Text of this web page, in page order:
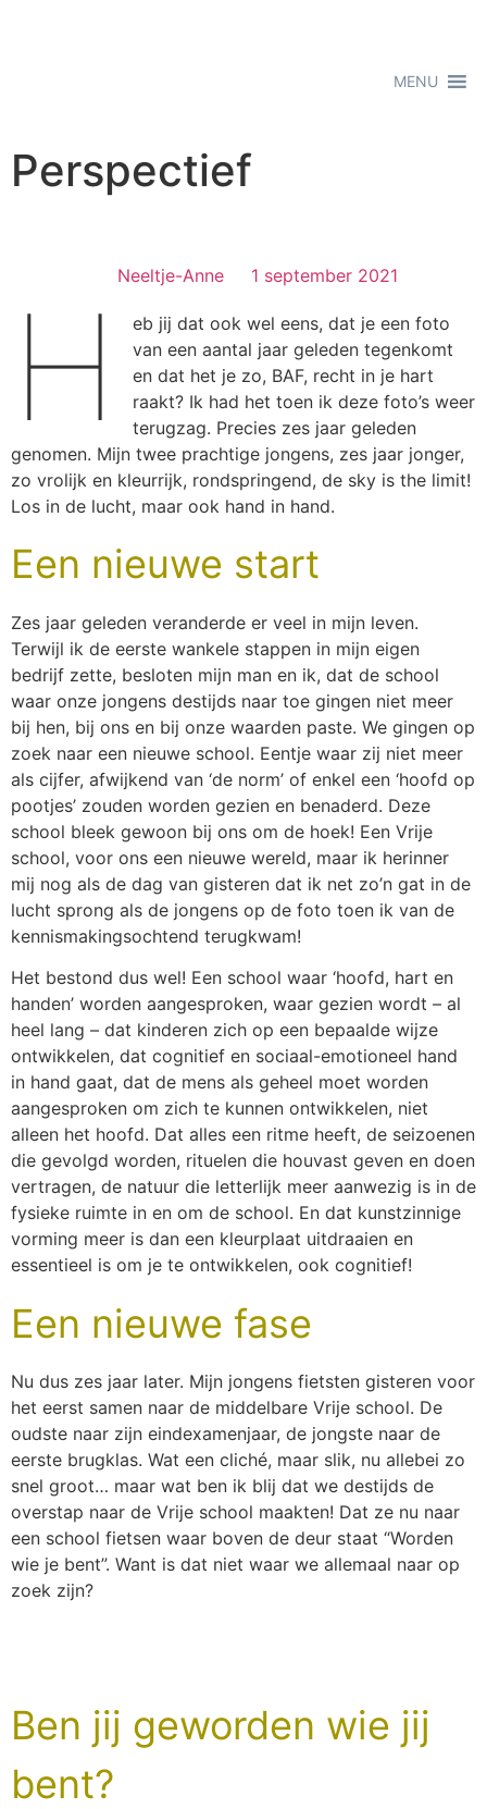
MENU
Perspectief
Neeltje-Anne 1 september 2021
H
eb jij dat ook wel eens, dat je een foto
van een aantal jaar geleden tegenkomt
en dat het je zo, BAF, recht in je hart
raakt? Ik had het toen ik deze foto’s weer
terugzag. Precies zes jaar geleden
genomen. Mijn twee prachtige jongens, zes jaar jonger,
zo vrolijk en kleurrijk, rondspringend, de sky is the limit!
Los in de lucht, maar ook hand in hand.
Een nieuwe start
Zes jaar geleden veranderde er veel in mijn leven.
Terwijl ik de eerste wankele stappen in mijn eigen
bedrijf zette, besloten mijn man en ik, dat de school
waar onze jongens destijds naar toe gingen niet meer
bij hen, bij ons en bij onze waarden paste. We gingen op
zoek naar een nieuwe school. Eentje waar zij niet meer
als cijfer, afwijkend van ‘de norm’ of enkel een ‘hoofd op
pootjes’ zouden worden gezien en benaderd. Deze
school bleek gewoon bij ons om de hoek! Een Vrije
school, voor ons een nieuwe wereld, maar ik herinner
mij nog als de dag van gisteren dat ik net zo’n gat in de
lucht sprong als de jongens op de foto toen ik van de
kennismakingsochtend terugkwam!
Het bestond dus wel! Een school waar ‘hoofd, hart en
handen’ worden aangesproken, waar gezien wordt – al
heel lang – dat kinderen zich op een bepaalde wijze
ontwikkelen, dat cognitief en sociaal-emotioneel hand
in hand gaat, dat de mens als geheel moet worden
aangesproken om zich te kunnen ontwikkelen, niet
alleen het hoofd. Dat alles een ritme heeft, de seizoenen
die gevolgd worden, rituelen die houvast geven en doen
vertragen, de natuur die letterlijk meer aanwezig is in de
fysieke ruimte in en om de school. En dat kunstzinnige
vorming meer is dan een kleurplaat uitdraaien en
essentieel is om je te ontwikkelen, ook cognitief!
Een nieuwe fase
Nu dus zes jaar later. Mijn jongens fietsten gisteren voor
het eerst samen naar de middelbare Vrije school. De
oudste naar zijn eindexamenjaar, de jongste naar de
eerste brugklas. Wat een cliché, maar slik, nu allebei zo
snel groot… maar wat ben ik blij dat we destijds de
overstap naar de Vrije school maakten! Dat ze nu naar
een school fietsen waar boven de deur staat “Worden
wie je bent”. Want is dat niet waar we allemaal naar op
zoek zijn?
Ben jij geworden wie jij
bent?